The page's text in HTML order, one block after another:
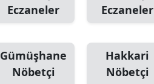
Eczaneler
Eczaneler
Gümüşhane
Nöbetçi
Hakkari
Nöbetçi